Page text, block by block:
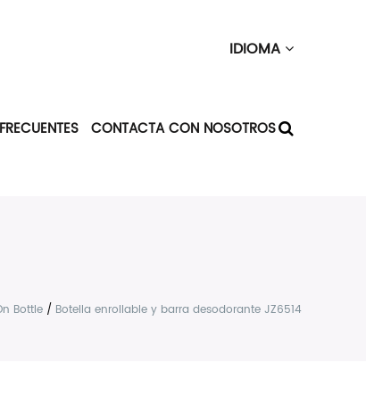
IDIOMA
CONTACTA CON NOSOTROS
Bottle / Botella enrollable y barra desodorante JZ6514